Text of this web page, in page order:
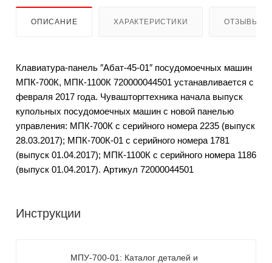
ОПИСАНИЕ ХАРАКТЕРИСТИКИ ОТЗЫВЫ
Клавиатура-панель ″Абат-45-01″ посудомоечных машин
МПК-700К, МПК-1100К 720000044501 устанавливается с
февраля 2017 года. Чувашторгтехника начала выпуск
купольных посудомоечных машин с новой панелью
управления: МПК-700К с серийного номера 2235 (выпуск
28.03.2017); МПК-700К-01 с серийного номера 1781
(выпуск 01.04.2017); МПК-1100К с серийного номера 1186
(выпуск 01.04.2017). Артикул 72000044501
Инструкции
МПУ-700-01: Каталог деталей и